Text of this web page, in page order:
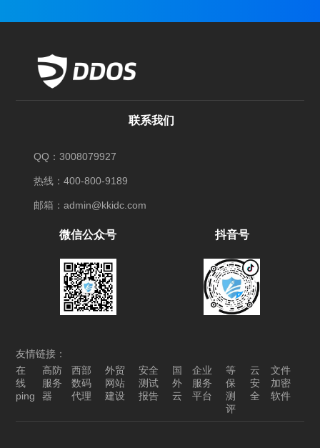
联系我们
QQ：3008079927
热线：400-800-9189
邮箱：admin@kkidc.com
微信公众号 抖音号
友情链接：
在
线
ping
高防
服务
器
西部
数码
代理
外贸
网站
建设
安全
测试
报告
国
外
云
企业
服务
平台
等
保
测
评
云
安
全
文件
加密
软件